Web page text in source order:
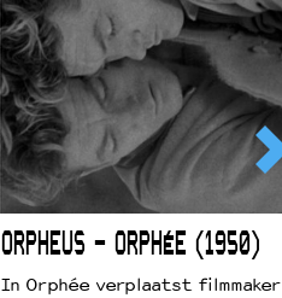
ORPHEUS – ORPHÉE (1950)
In Orphée verplaatst filmmaker